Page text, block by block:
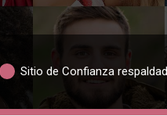
Sitio de Confianza